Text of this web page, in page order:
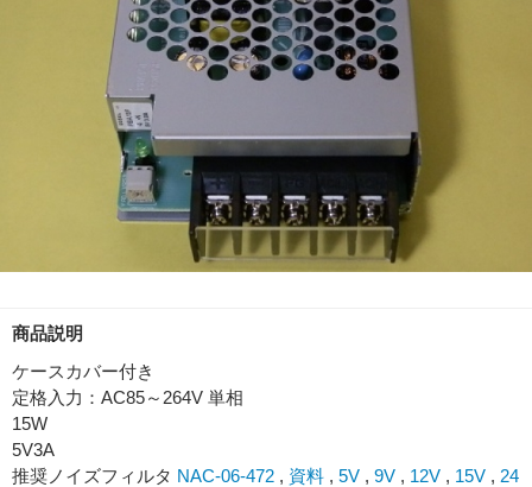
商品説明
ケースカバー付き
定格入力：AC85～264V 単相
15W
5V3A
推奨ノイズフィルタ NAC-06-472 , 資料 , 5V , 9V , 12V , 15V , 24